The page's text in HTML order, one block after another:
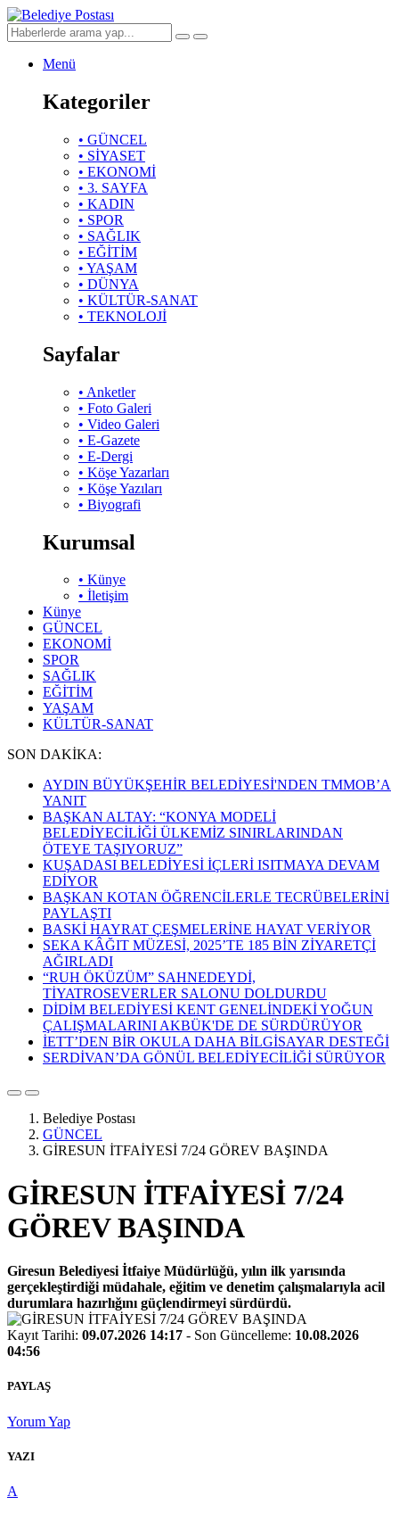
Menü
Kategoriler
• GÜNCEL
• SİYASET
• EKONOMİ
• 3. SAYFA
• KADIN
• SPOR
• SAĞLIK
• EĞİTİM
• YAŞAM
• DÜNYA
• KÜLTÜR-SANAT
• TEKNOLOJİ
Sayfalar
• Anketler
• Foto Galeri
• Video Galeri
• E-Gazete
• E-Dergi
• Köşe Yazarları
• Köşe Yazıları
• Biyografi
Kurumsal
• Künye
• İletişim
Künye
GÜNCEL
EKONOMİ
SPOR
SAĞLIK
EĞİTİM
YAŞAM
KÜLTÜR-SANAT
SON DAKİKA:
AYDIN BÜYÜKŞEHİR BELEDİYESİ'NDEN TMMOB’A
YANIT
BAŞKAN ALTAY: “KONYA MODELİ
BELEDİYECİLİĞİ ÜLKEMİZ SINIRLARINDAN
ÖTEYE TAŞIYORUZ”
KUŞADASI BELEDİYESİ İÇLERİ ISITMAYA DEVAM
EDİYOR
BAŞKAN KOTAN ÖĞRENCİLERLE TECRÜBELERİNİ
PAYLAŞTI
BASKİ HAYRAT ÇEŞMELERİNE HAYAT VERİYOR
SEKA KÂĞIT MÜZESİ, 2025’TE 185 BİN ZİYARETÇİ
AĞIRLADI
“RUH ÖKÜZÜM” SAHNEDEYDİ,
TİYATROSEVERLER SALONU DOLDURDU
DİDİM BELEDİYESİ KENT GENELİNDEKİ YOĞUN
ÇALIŞMALARINI AKBÜK'DE DE SÜRDÜRÜYOR
İETT’DEN BİR OKULA DAHA BİLGİSAYAR DESTEĞİ
SERDİVAN’DA GÖNÜL BELEDİYECİLİĞİ SÜRÜYOR
Belediye Postası
GÜNCEL
GİRESUN İTFAİYESİ 7/24 GÖREV BAŞINDA
GİRESUN İTFAİYESİ 7/24
GÖREV BAŞINDA
Giresun Belediyesi İtfaiye Müdürlüğü, yılın ilk yarısında
gerçekleştirdiği müdahale, eğitim ve denetim çalışmalarıyla acil
durumlara hazırlığını güçlendirmeyi sürdürdü.
Kayıt Tarihi: 09.07.2026 14:17 - Son Güncelleme: 10.08.2026
04:56
PAYLAŞ
Yorum Yap
YAZI
A